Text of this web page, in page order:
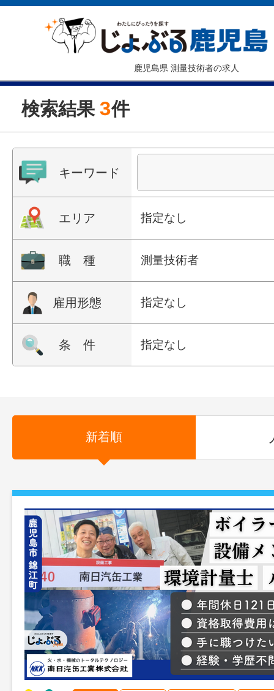
鹿児島県 測量技術者の求人
検索結果 3件
キーワード
エリア 指定なし
職 種 測量技術者
雇用形態 指定なし
条 件 指定なし
新着順